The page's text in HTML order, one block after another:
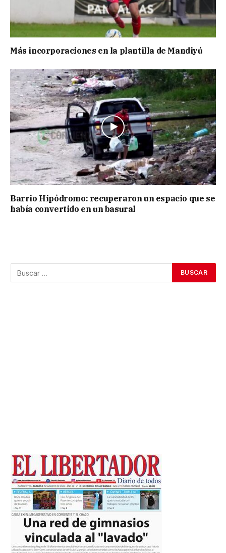
Más incorporaciones en la plantilla de Mandiyú
Barrio Hipódromo: recuperaron un espacio que se
había convertido en un basural